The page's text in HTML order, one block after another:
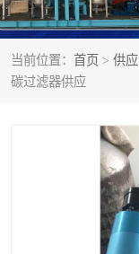
当前位置： 首页 > 供
碳过滤器供应
天然气过滤器
甲醇过滤器
硝酸尾气分离器
高炉煤气过滤器
化工盐酸气聚结